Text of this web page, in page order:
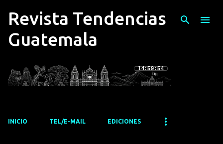
Ir al contenido principal
Revista Tendencias
Guatemala
14:59:54
INICIO TEL/E-MAIL EDICIONES